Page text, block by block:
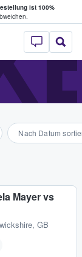
ist 100%
- Wo
Nach Datum
Mayer vs
GB